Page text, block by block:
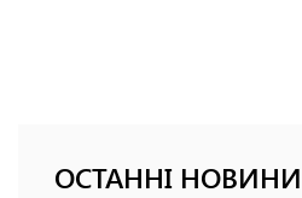
ОСТАННІ НОВИНИ